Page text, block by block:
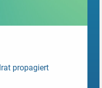
propagiert